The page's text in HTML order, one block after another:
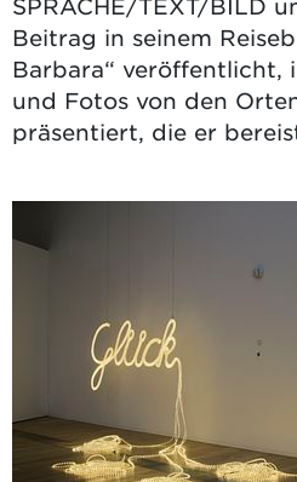
SPRACHE/TEXT/BILD
Beitrag in seinem
Barbara“ veröffentlicht,
und Fotos von den
präsentiert, die er